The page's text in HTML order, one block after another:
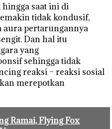
saat ini di
tidak kondusif,
aura pertarungannya
Dan hal itu
yang
sehingga tidak
reaksi – reaksi sosial
merepotkan
Ramai, Flying Fox